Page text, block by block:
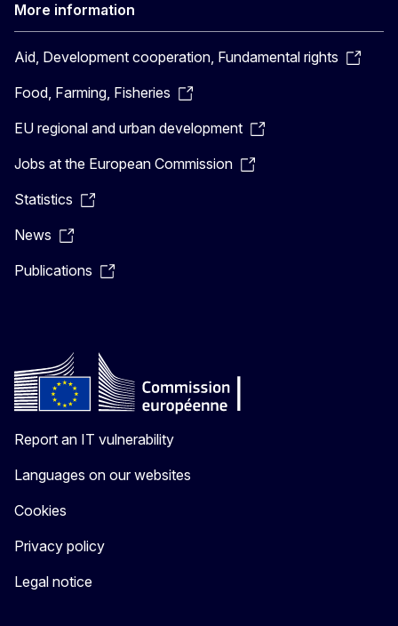
More information
Aid, Development cooperation, Fundamental rights
Food, Farming, Fisheries
EU regional and urban development
Jobs at the European Commission
Statistics
News
Publications
Report an IT vulnerability
Languages on our websites
Cookies
Privacy policy
Legal notice